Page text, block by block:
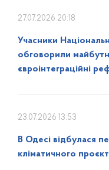
27.07.2026 20:18
Учасники
обговорили
євроінтеграційні
23.07.2026 13:53
В Одесі відбулася
кліматичного